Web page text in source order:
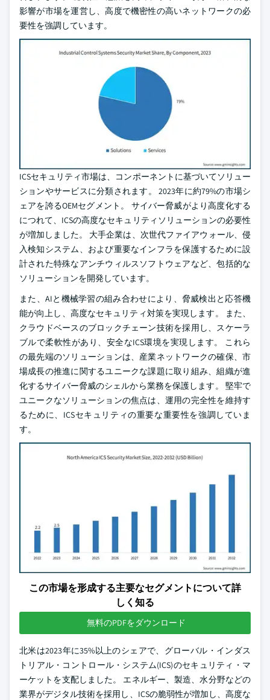
影響が市場を運営し、高度で機密性の高いネットワークの必
要性を強調しています。
ICSセキュリティ市場は、コンポーネントに基づいてソリュー
ションやサービスに分類されます。 2023年に約79%の市場シ
ェアを誇るOEMセグメント。 サイバー脅威がより高度化する
につれて、ICSの高度なセキュリティソリューションの必要性
が増加しました。 大手企業は、次世代ファイアウォール、侵
入検知システム、および重要なインフラを保護するために設
計された特殊なアンチウィルスソフトウェアなど、包括的な
ソリューションを開発しています。
また、AIと機械学習の組み合わせにより、脅威検出と応答機
能が向上し、高度なセキュリティ対策を実現します。 また、
クラウドベースのブロックチェーン技術を採用し、スケーラ
ブルで柔軟性があり、安全なICS環境を実現します。 これら
の最先端のソリューションは、産業ネットワークの確保、市
場成長の推進に関するユニークな課題に取り組み、組織が進
化するサイバー脅威のシェルから業務を保護します。 堅牢で
ユニークなソリューションの焦点は、運用の完全性を維持す
るために、ICSセキュリティの重要な重要性を強調していま
す。
この市場を形成する主要なセグメントについて詳
しく知る
無料のPDFをダウンロード
北米は2023年に35%以上のシェアで、グローバル・インダス
トリアル・コントロール・システム(ICS)のセキュリティ・マ
ーケットを支配しました。 エネルギー、製造、水分野などの
業界がデジタル技術を採用し、ICSの脆弱性が増加し、高度な